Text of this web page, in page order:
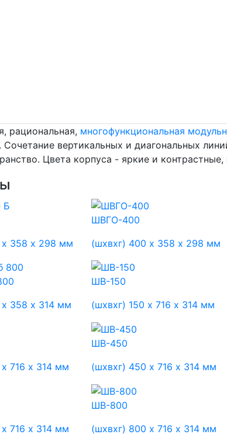
рациональная, многофункциональная
вертикальных и диагональных
Цвета корпуса - яркие и
х 358 х 298 мм
ШВГО-400
(шхвхг) 400 х 358 х 298 мм
358 х 314 мм
ШВ-150
(шхвхг) 150 х 716 х 314 мм
716 х 314 мм
ШВ-450
(шхвхг) 450 х 716 х 314 мм
716 х 314 мм
ШВ-800
(шхвхг) 800 х 716 х 314 мм